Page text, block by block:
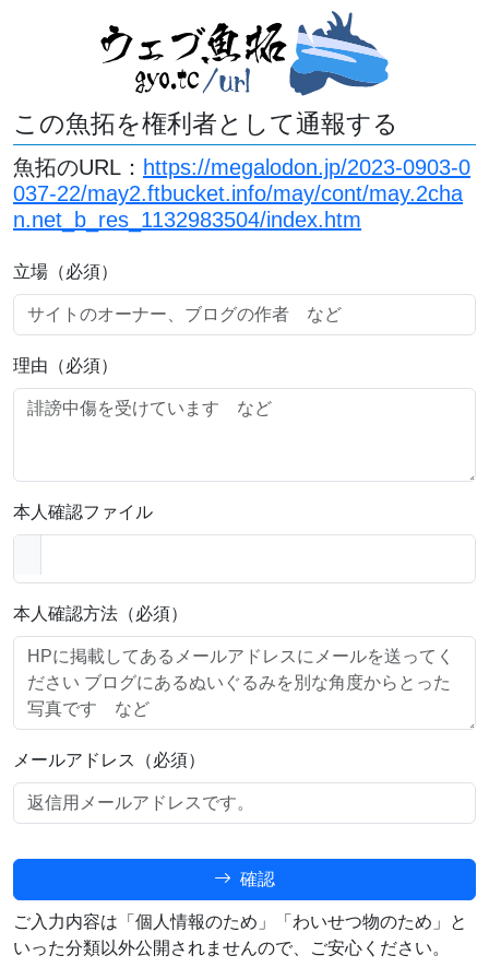
この魚拓を権利者として通報する
魚拓のURL： https://megalodon.jp/2023-0903-0
037-22/may2.ftbucket.info/may/cont/may.2cha
n.net_b_res_1132983504/index.htm
立場（必須）
理由（必須）
本人確認ファイル
本人確認方法（必須）
メールアドレス（必須）
確認
ご入力内容は「個人情報のため」「わいせつ物のため」と
いった分類以外公開されませんので、ご安心ください。